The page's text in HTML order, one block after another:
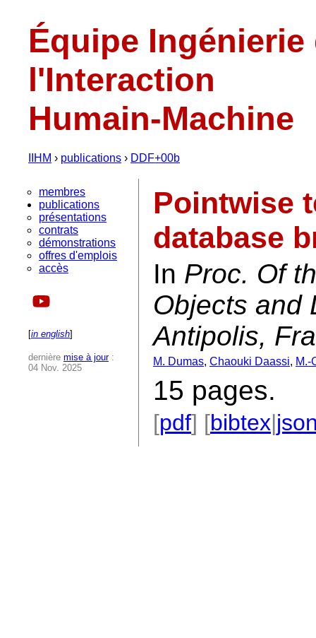
Équipe Ingénierie
l'Interaction
Humain-Machine
IIHM › publications › DDF+00b
membres
publications
présentations
contrats
démonstrations
offres d'emplois
accès
[in english]
dernière mise à jour:
04 Nov. 2025
Pointwise
database
In Proc. Of
Objects and
Antipolis,
M. Dumas, Chaouki Daassi, M.-
15 pages.
[pdf] [bibtex|